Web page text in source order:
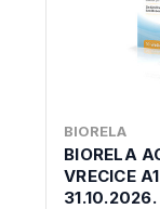
BIORELA
BIORELA
VRECICE
31.10.2026.